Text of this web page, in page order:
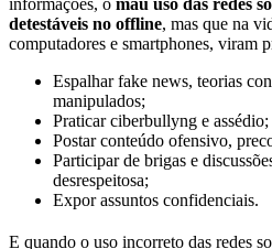
informações, o mau uso das redes
detestáveis no offline, mas que na
computadores e smartphones, viram
Espalhar fake news, teorias
manipulados;
Praticar ciberbullyng e assédio;
Postar conteúdo ofensivo,
Participar de brigas e
desrespeitosa;
Expor assuntos confidenciais.
E quando o uso incorreto das redes